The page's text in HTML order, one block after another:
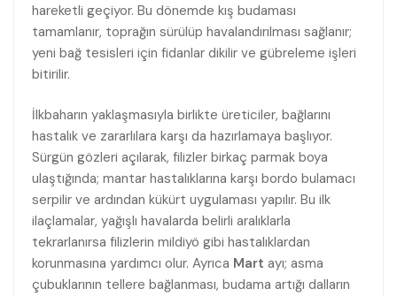
hareketli geçiyor. Bu dönemde kış budaması
tamamlanır, toprağın sürülüp havalandırılması sağlanır;
yeni bağ tesisleri için fidanlar dikilir ve gübreleme işleri
bitirilir.
İlkbaharın yaklaşmasıyla birlikte üreticiler, bağlarını
hastalık ve zararlılara karşı da hazırlamaya başlıyor.
Sürgün gözleri açılarak, filizler birkaç parmak boya
ulaştığında; mantar hastalıklarına karşı bordo bulamacı
serpilir ve ardından kükürt uygulaması yapılır. Bu ilk
ilaçlamalar, yağışlı havalarda belirli aralıklarla
tekrarlanırsa filizlerin mildiyö gibi hastalıklardan
korunmasına yardımcı olur. Ayrıca Mart ayı; asma
çubuklarının tellere bağlanması, budama artığı dalların